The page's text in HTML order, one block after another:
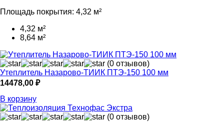
Площадь покрытия: 4,32 м²
4,32 м²
8,64 м²
(0 отзывов)
Утеплитель Назарово-ТИИК ПТЭ-150 100 мм
14478,00 ₽
В корзину
(0 отзывов)